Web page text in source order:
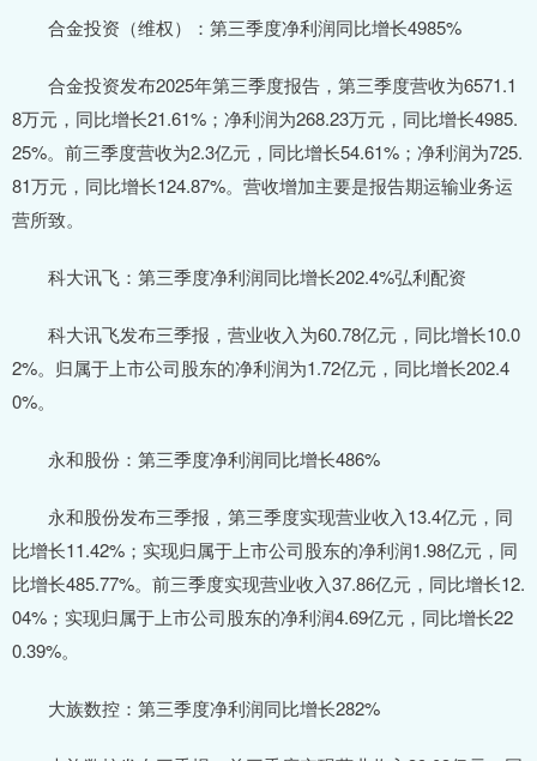
合金投资（维权）：第三季度净利润同比增长4985%
合金投资发布2025年第三季度报告，第三季度营收为6571.1
8万元，同比增长21.61%；净利润为268.23万元，同比增长4985.
25%。前三季度营收为2.3亿元，同比增长54.61%；净利润为725.
81万元，同比增长124.87%。营收增加主要是报告期运输业务运
营所致。
科大讯飞：第三季度净利润同比增长202.4%弘利配资
科大讯飞发布三季报，营业收入为60.78亿元，同比增长10.0
2%。归属于上市公司股东的净利润为1.72亿元，同比增长202.4
0%。
永和股份：第三季度净利润同比增长486%
永和股份发布三季报，第三季度实现营业收入13.4亿元，同
比增长11.42%；实现归属于上市公司股东的净利润1.98亿元，同
比增长485.77%。前三季度实现营业收入37.86亿元，同比增长12.
04%；实现归属于上市公司股东的净利润4.69亿元，同比增长22
0.39%。
大族数控：第三季度净利润同比增长282%